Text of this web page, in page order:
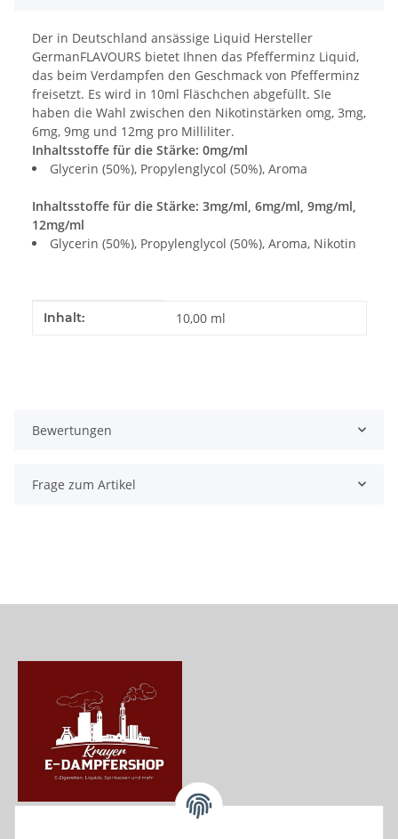
Der in Deutschland ansässige Liquid Hersteller
GermanFLAVOURS bietet Ihnen das Pfefferminz Liquid,
das beim Verdampfen den Geschmack von Pfefferminz
freisetzt. Es wird in 10ml Fläschchen abgefüllt. SIe
haben die Wahl zwischen den Nikotinstärken omg, 3mg,
6mg, 9mg und 12mg pro Milliliter.
Inhaltsstoffe für die Stärke: 0mg/ml
Glycerin (50%), Propylenglycol (50%), Aroma
Inhaltsstoffe für die Stärke: 3mg/ml, 6mg/ml, 9mg/ml,
12mg/ml
Glycerin (50%), Propylenglycol (50%), Aroma, Nikotin
Produkteigenschaft
Wert
Inhalt: 10,00 ml
Bewertungen
Frage zum Artikel